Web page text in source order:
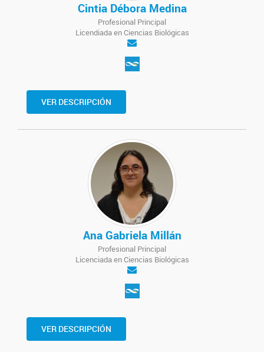
Cintia Débora Medina
Profesional Principal
Licendiada en Ciencias Biológicas
VER DESCRIPCIÓN
Ana Gabriela Millán
Profesional Principal
Licenciada en Ciencias Biológicas
VER DESCRIPCIÓN